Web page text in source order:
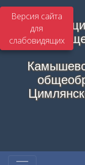
Версия сайта
для
слабовидящих